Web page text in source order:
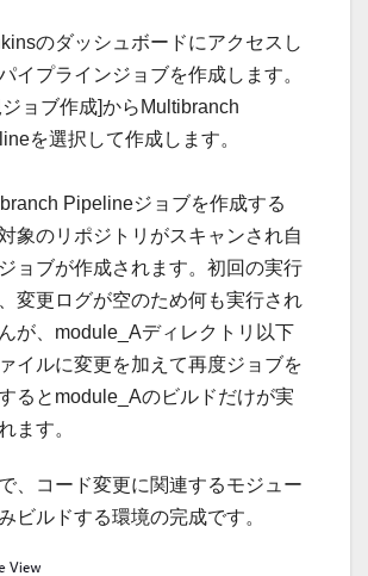
のダッシュボードにアクセスし
イプラインジョブを作成します。
ジョブ作成]からMultibranch
を選択して作成します。
Pipelineジョブを作成する
象のリポジトリがスキャンされ自
ョブが作成されます。初回の実行
変更ログが空のため何も実行され
が、module_Aディレクトリ以下
イルに変更を加えて再度ジョブを
るとmodule_Aのビルドだけが実
ます。
、コード変更に関連するモジュー
ビルドする環境の完成です。